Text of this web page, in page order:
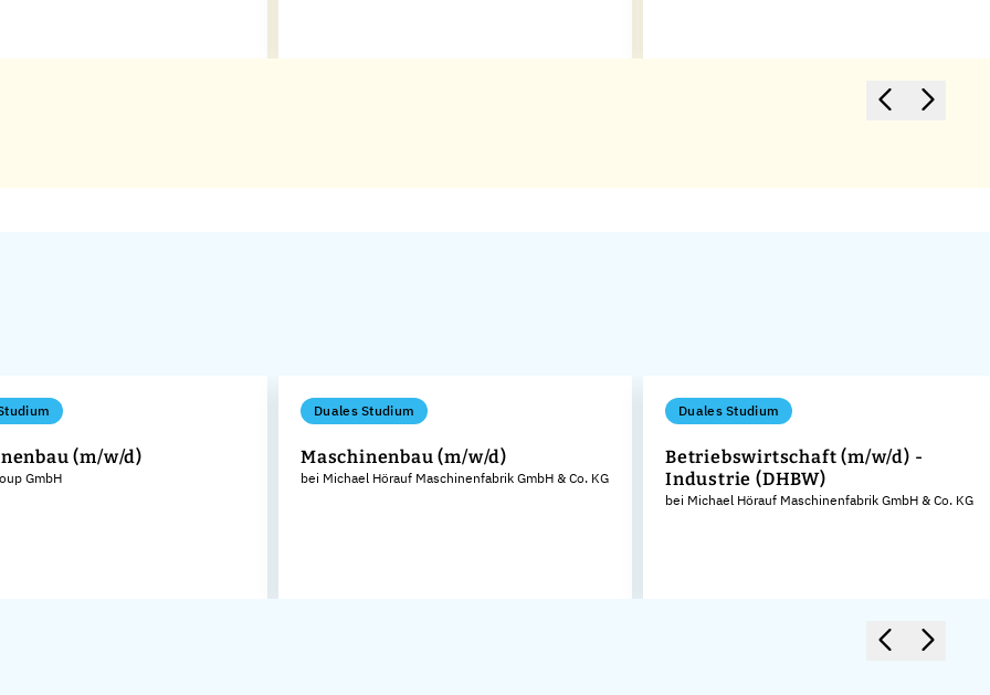
(m/w/d)
GmbH
Duales Studium
Maschinenbau (m/w/d)
bei Michael Hörauf Maschinenfabrik GmbH & Co. KG
Duales Studium
Betriebswirtschaft (m/w/d) -
Industrie (DHBW)
bei Michael Hörauf Maschinenfabrik GmbH & Co. KG